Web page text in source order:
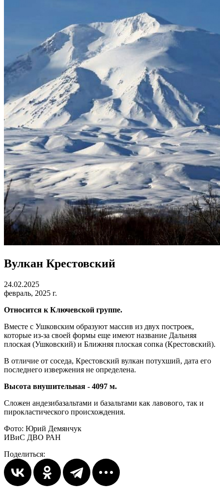
Вулкан Крестовский
24.02.2025
февраль, 2025 г.
Относится к Ключевской группе.
Вместе с Ушковским образуют массив из двух построек,
которые из-за своей формы еще имеют название Дальняя
плоская (Ушковский) и Ближняя плоская сопка (Крестовский).
В отличие от соседа, Крестовский вулкан потухший, дата его
последнего извержения не определена.
Высота внушительная - 4097 м.
Сложен андезибазальтами и базальтами как лавового, так и
пирокластического происхождения.
Фото: Юрий Демянчук
ИВиС ДВО РАН
Поделиться: